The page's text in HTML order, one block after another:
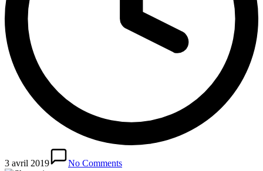
3 avril 2019 No Comments